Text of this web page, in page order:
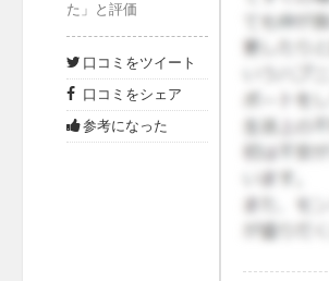
た」と評価
口コミをツイート
口コミをシェア
参考になった